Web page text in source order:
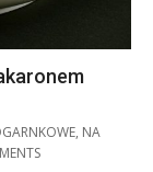
, NA